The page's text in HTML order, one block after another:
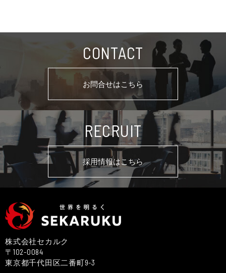
CONTACT
お問合せはこちら
RECRUIT
採用情報はこちら
株式会社セカルク
〒102-0084
東京都千代田区二番町9-3